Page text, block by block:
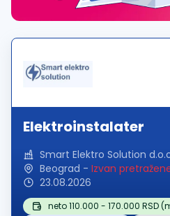
Elektroinstalater
Smart Elektro Solution
Beograd - Izvan
23.08.2026
neto 110.000 - 170.000 RSD